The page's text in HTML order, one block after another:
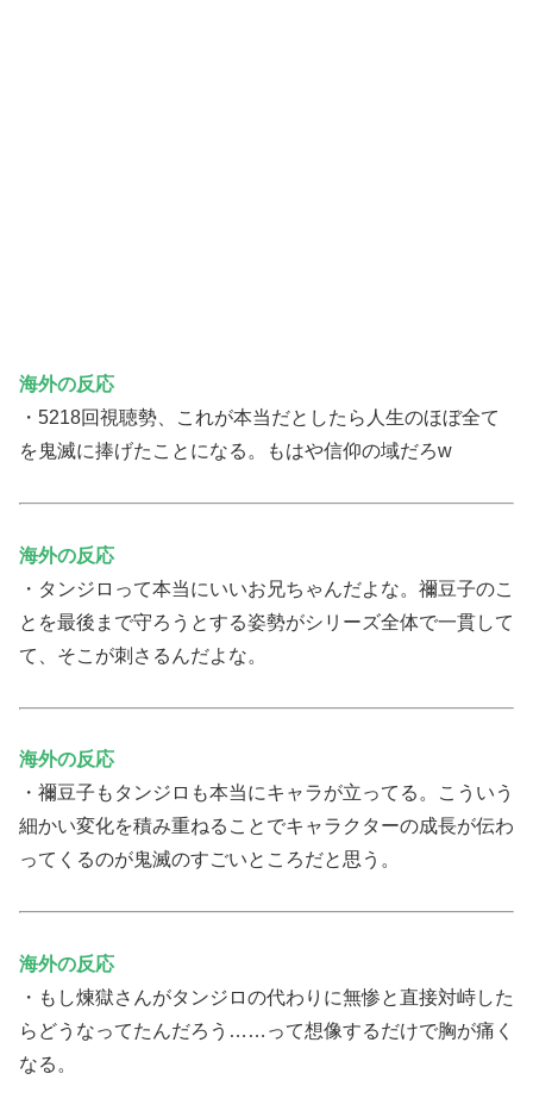
海外の反応
・5218回視聴勢、これが本当だとしたら人生のほぼ全て
を鬼滅に捧げたことになる。もはや信仰の域だろw
海外の反応
・タンジロって本当にいいお兄ちゃんだよな。禰豆子のこ
とを最後まで守ろうとする姿勢がシリーズ全体で一貫して
て、そこが刺さるんだよな。
海外の反応
・禰豆子もタンジロも本当にキャラが立ってる。こういう
細かい変化を積み重ねることでキャラクターの成長が伝わ
ってくるのが鬼滅のすごいところだと思う。
海外の反応
・もし煉獄さんがタンジロの代わりに無惨と直接対峙した
らどうなってたんだろう……って想像するだけで胸が痛く
なる。